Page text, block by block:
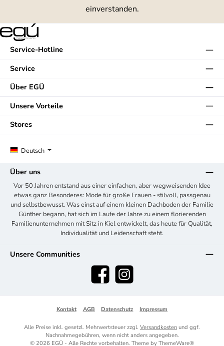
einverstanden.
Service-Hotline
Service
Über EGÜ
Unsere Vorteile
Deutsch
Stores
Über uns
Vor 50 Jahren entstand aus einer einfachen, aber wegweisenden Idee
etwas ganz Besonderes: Mode für große Frauen - stilvoll, passgenau
und selbstbewusst. Was einst auf einem kleinen Dachboden der Familie
Günther begann, hat sich im Laufe der Jahre zu einem florierenden
Familienunternehmen mit Sitz in Kiel entwickelt, das heute für Qualität,
Individualität und Leidenschaft steht.
Unsere Communities
Facebook Instagram
Kontakt AGB Datenschutz Impressum
Alle Preise inkl. gesetzl. Mehrwertsteuer zzgl. Versandkosten und ggf.
Nachnahmegebühren, wenn nicht anders angegeben.
© 2026 EGÜ - Alle Rechte vorbehalten. Theme by ThemeWare®